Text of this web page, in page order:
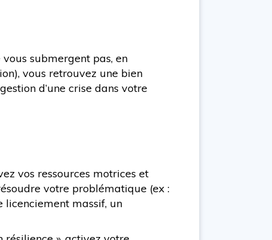
submergent pas, en
vous retrouvez une bien
d’une crise dans votre
vos ressources motrices et
votre problématique (ex :
licenciement massif, un